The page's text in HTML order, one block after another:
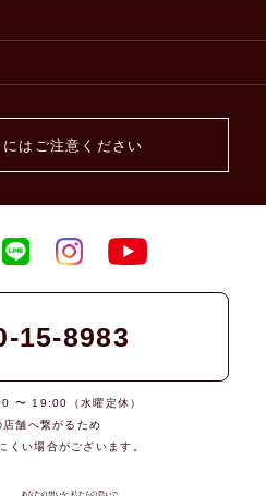
はご注意ください
15-8983
〜 19:00（水曜定休）
舗へ繋がるため
くい場合がございます。